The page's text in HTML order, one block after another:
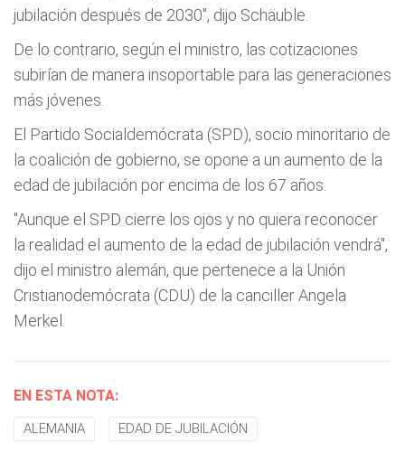
jubilación después de 2030", dijo Schäuble.
De lo contrario, según el ministro, las cotizaciones
subirían de manera insoportable para las generaciones
más jóvenes.
El Partido Socialdemócrata (SPD), socio minoritario de
la coalición de gobierno, se opone a un aumento de la
edad de jubilación por encima de los 67 años.
"Aunque el SPD cierre los ojos y no quiera reconocer
la realidad el aumento de la edad de jubilación vendrá",
dijo el ministro alemán, que pertenece a la Unión
Cristianodemócrata (CDU) de la canciller Angela
Merkel.
EN ESTA NOTA:
ALEMANIA EDAD DE JUBILACIÓN